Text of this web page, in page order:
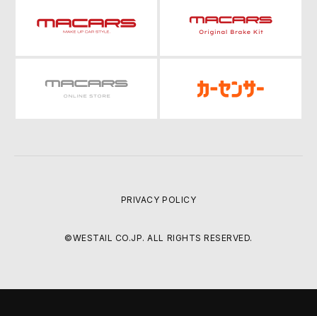
PRIVACY POLICY
©WESTAIL CO.JP. ALL RIGHTS RESERVED.